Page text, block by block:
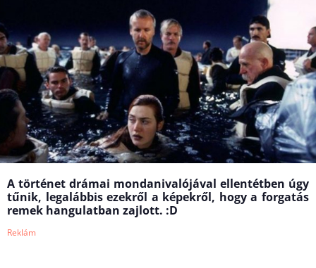
A történet drámai mondanivalójával ellentétben úgy
tűnik, legalábbis ezekről a képekről, hogy a forgatás
remek hangulatban zajlott. :D
Reklám